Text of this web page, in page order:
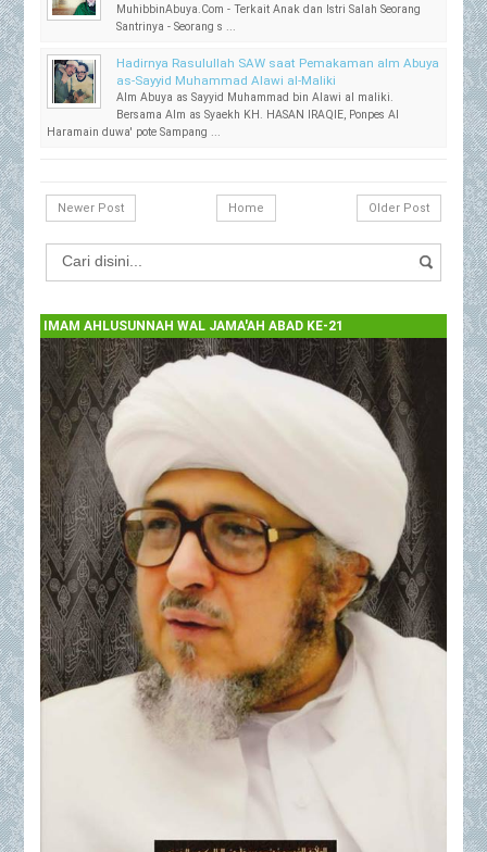
MuhibbinAbuya.Com - Terkait Anak dan Istri Salah Seorang
Santrinya - Seorang s ...
Hadirnya Rasulullah SAW saat Pemakaman alm Abuya
as-Sayyid Muhammad Alawi al-Maliki
Alm Abuya as Sayyid Muhammad bin Alawi al maliki.
Bersama Alm as Syaekh KH. HASAN IRAQIE, Ponpes Al
Haramain duwa' pote Sampang ...
Newer Post Older Post
Home
IMAM AHLUSUNNAH WAL JAMA'AH ABAD KE-21